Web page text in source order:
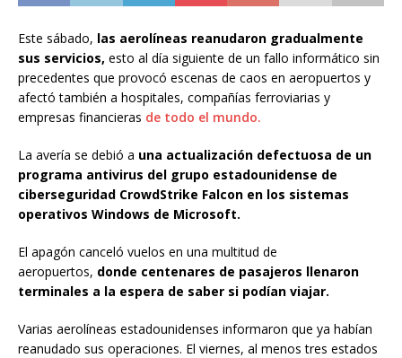
Este sábado, las aerolíneas reanudaron gradualmente
sus servicios, esto al día siguiente de un fallo informático sin
precedentes que provocó escenas de caos en aeropuertos y
afectó también a hospitales, compañías ferroviarias y
empresas financieras de todo el mundo.
La avería se debió a una actualización defectuosa de un
programa antivirus del grupo estadounidense de
ciberseguridad CrowdStrike Falcon en los sistemas
operativos Windows de Microsoft.
El apagón canceló vuelos en una multitud de
aeropuertos, donde centenares de pasajeros llenaron
terminales a la espera de saber si podían viajar.
Varias aerolíneas estadounidenses informaron que ya habían
reanudado sus operaciones. El viernes, al menos tres estados